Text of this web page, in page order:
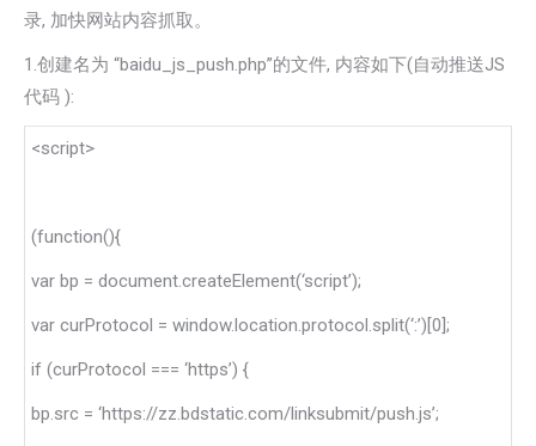
录, 加快网站内容抓取。
1.创建名为 “baidu_js_push.php”的文件, 内容如下(自动推送JS
代码 ):
<script>
(function(){
var bp = document.createElement(‘script’);
var curProtocol = window.location.protocol.split(‘:’)[0];
if (curProtocol === ‘https’) {
bp.src = ‘https://zz.bdstatic.com/linksubmit/push.js’;